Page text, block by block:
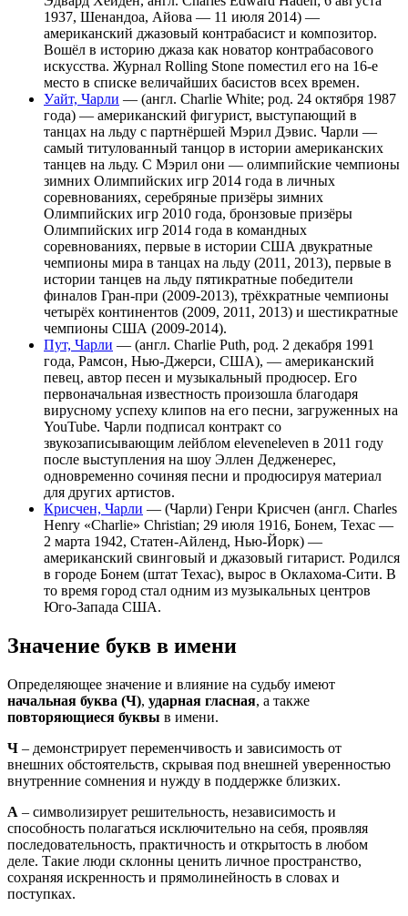
1937, Шенандоа, Айова — 11 июля 2014) —
американский джазовый контрабасист и композитор.
Вошёл в историю джаза как новатор контрабасового
искусства. Журнал Rolling Stone поместил его на 16-е
место в списке величайших басистов всех времен.
Уайт, Чарли — (англ. Charlie White; род. 24 октября 1987
года) — американский фигурист, выступающий в
танцах на льду с партнёршей Мэрил Дэвис. Чарли —
самый титулованный танцор в истории американских
танцев на льду. С Мэрил они — олимпийские чемпионы
зимних Олимпийских игр 2014 года в личных
соревнованиях, серебряные призёры зимних
Олимпийских игр 2010 года, бронзовые призёры
Олимпийских игр 2014 года в командных
соревнованиях, первые в истории США двукратные
чемпионы мира в танцах на льду (2011, 2013), первые в
истории танцев на льду пятикратные победители
финалов Гран-при (2009-2013), трёхкратные чемпионы
четырёх континентов (2009, 2011, 2013) и шестикратные
чемпионы США (2009-2014).
Пут, Чарли — (англ. Charlie Puth, род. 2 декабря 1991
года, Рамсон, Нью-Джерси, США), — американский
певец, автор песен и музыкальный продюсер. Его
первоначальная известность произошла благодаря
вирусному успеху клипов на его песни, загруженных на
YouTube. Чарли подписал контракт со
звукозаписывающим лейблом eleveneleven в 2011 году
после выступления на шоу Эллен Дедженерес,
одновременно сочиняя песни и продюсируя материал
для других артистов.
Крисчен, Чарли — (Чарли) Генри Крисчен (англ. Charles
Henry «Charlie» Christian; 29 июля 1916, Бонем, Техас —
2 марта 1942, Статен-Айленд, Нью-Йорк) —
американский свинговый и джазовый гитарист. Родился
в городе Бонем (штат Техас), вырос в Оклахома-Сити. В
то время город стал одним из музыкальных центров
Юго-Запада США.
Значение букв в имени
Определяющее значение и влияние на судьбу имеют
начальная буква (Ч), ударная гласная, а также
повторяющиеся буквы в имени.
Ч – демонстрирует переменчивость и зависимость от
внешних обстоятельств, скрывая под внешней уверенностью
внутренние сомнения и нужду в поддержке близких.
А – символизирует решительность, независимость и
способность полагаться исключительно на себя, проявляя
последовательность, практичность и открытость в любом
деле. Такие люди склонны ценить личное пространство,
сохраняя искренность и прямолинейность в словах и
поступках.